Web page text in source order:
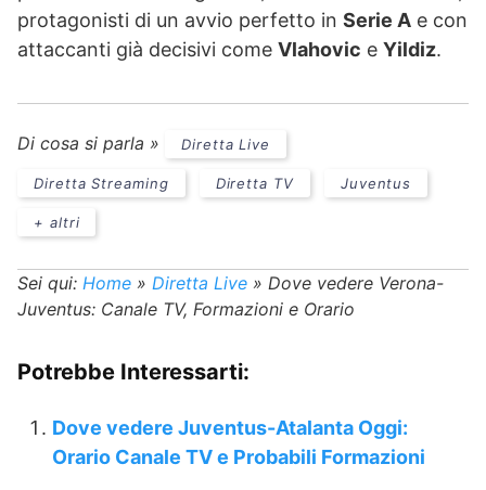
protagonisti di un avvio perfetto in Serie A e con
attaccanti già decisivi come Vlahovic e Yildiz.
Di cosa si parla » Diretta Live
Diretta Streaming Diretta TV Juventus
+ altri
Sei qui: Home » Diretta Live » Dove vedere Verona-
Juventus: Canale TV, Formazioni e Orario
Potrebbe Interessarti:
Dove vedere Juventus-Atalanta Oggi:
Orario Canale TV e Probabili Formazioni